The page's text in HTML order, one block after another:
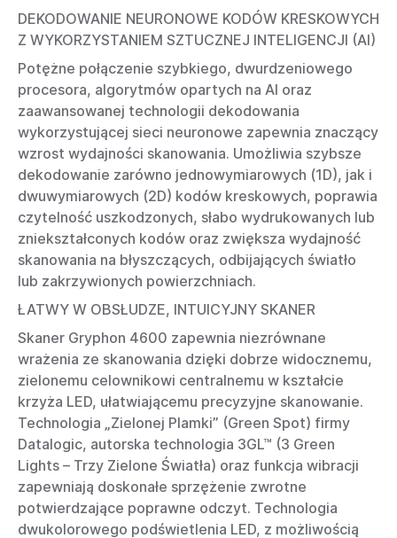
DEKODOWANIE NEURONOWE KODÓW KRESKOWYCH
Z WYKORZYSTANIEM SZTUCZNEJ INTELIGENCJI (AI)
Potężne połączenie szybkiego, dwurdzeniowego
procesora, algorytmów opartych na AI oraz
zaawansowanej technologii dekodowania
wykorzystującej sieci neuronowe zapewnia znaczący
wzrost wydajności skanowania. Umożliwia szybsze
dekodowanie zarówno jednowymiarowych (1D), jak i
dwuwymiarowych (2D) kodów kreskowych, poprawia
czytelność uszkodzonych, słabo wydrukowanych lub
zniekształconych kodów oraz zwiększa wydajność
skanowania na błyszczących, odbijających światło
lub zakrzywionych powierzchniach.
ŁATWY W OBSŁUDZE, INTUICYJNY SKANER
Skaner Gryphon 4600 zapewnia niezrównane
wrażenia ze skanowania dzięki dobrze widocznemu,
zielonemu celownikowi centralnemu w kształcie
krzyża LED, ułatwiającemu precyzyjne skanowanie.
Technologia „Zielonej Plamki” (Green Spot) firmy
Datalogic, autorska technologia 3GL™ (3 Green
Lights – Trzy Zielone Światła) oraz funkcja wibracji
zapewniają doskonałe sprzężenie zwrotne
potwierdzające poprawne odczyt. Technologia
dwukolorowego podświetlenia LED, z możliwością